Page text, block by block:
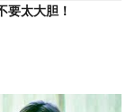
要太大胆！